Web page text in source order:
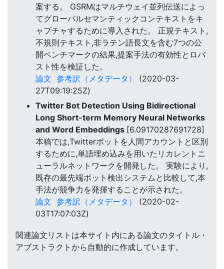
案する。 GSRMはマルチウェイ並列伝送によっ
てグローバルセマンティックコンテキストをキ
ャプチャするために導入された。 正規テキスト,
不規則テキスト,非ラテン語長文を含む7つの公
開ベンチマークの結果,提案手法の有効性とロバ
スト性を検証した。
論文 参考訳（メタデータ）
(2020-03-
27T09:19:25Z)
Twitter Bot Detection Using Bidirectional
Long Short-term Memory Neural Networks
and Word Embeddings [6.09170287691728]
本稿では,Twitterボットを人間アカウントと区別
するために,単語埋め込みを用いたリカレントニ
ューラルネットワークを開発した。 実験により,
既存の最先端ボット検出システムと比較して,本
手法が競争力を発揮することが示された。
論文 参考訳（メタデータ）
(2020-02-
03T17:07:03Z)
関連論文リストは本サイト内にある論文のタイトル・
アブストラクトから自動的に作成しています。